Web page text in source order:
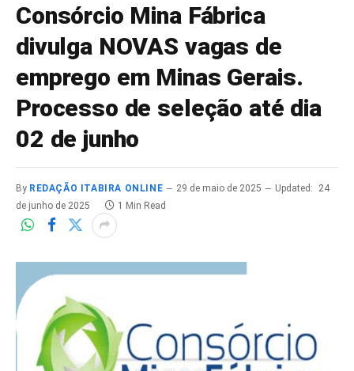
Consórcio Mina Fábrica
divulga NOVAS vagas de
emprego em Minas Gerais.
Processo de seleção até dia
02 de junho
By REDAÇÃO ITABIRA ONLINE 29 de maio de 2025 Updated:
24
de junho de 2025
1 Min Read